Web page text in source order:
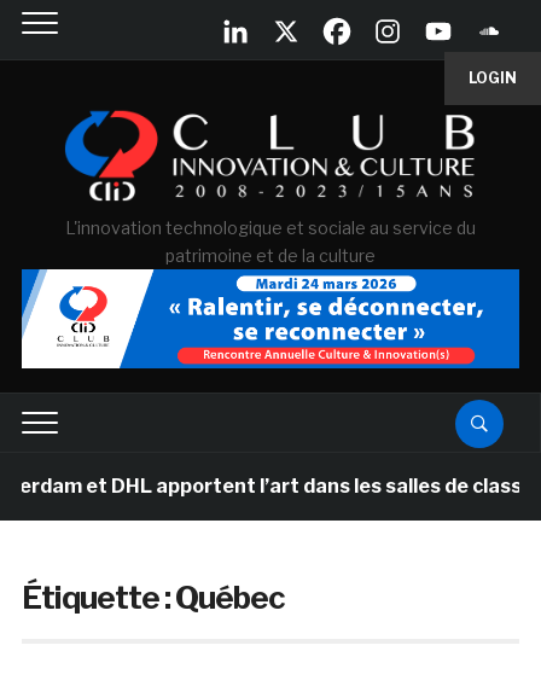
LOGIN
L'innovation technologique et sociale au service du
patrimoine et de la culture
et DHL apportent l’art dans les salles de classe des
Étiquette :Québec